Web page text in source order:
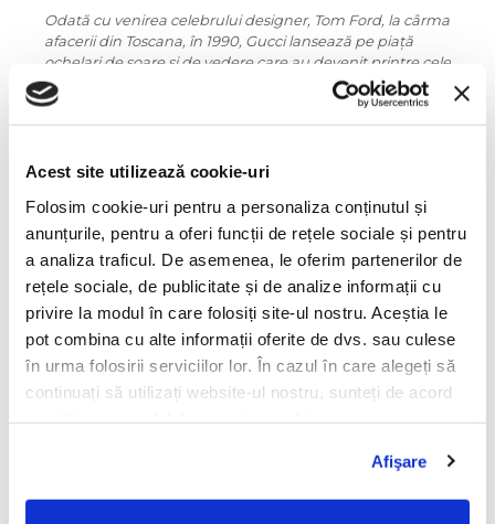
Acest site utilizează cookie-uri
Folosim cookie-uri pentru a personaliza conținutul și
anunțurile, pentru a oferi funcții de rețele sociale și pentru
a analiza traficul. De asemenea, le oferim partenerilor de
rețele sociale, de publicitate și de analize informații cu
privire la modul în care folosiți site-ul nostru. Aceștia le
pot combina cu alte informații oferite de dvs. sau culese
în urma folosirii serviciilor lor. În cazul în care alegeți să
continuați să utilizați website-ul nostru, sunteți de acord
Afişare
Odată cu venirea celebrului designer, Tom Ford, la cârma
afacerii din Toscana, în 1990, Gucci lansează pe piață
ochelari de soare și de vedere care au devenit printre cele
mai populare produse ale casei. Folosindu-se designul
opulent și mereu fascinant al brandului, ochelarii Gucci
sunt un simbol și o declarație.
Printre vedetele ce iubesc ochelarii Gucci se numără
Christiano Ronaldo, Nichole Scherzinger și Jennifer
Aniston.
Informatii conformitate produs
Caracteristici
Culoare ramă:
transparent